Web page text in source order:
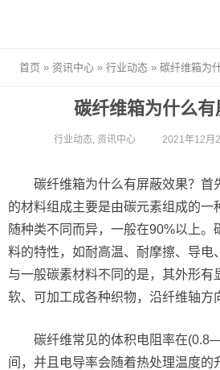
首页 » 资讯中心 » 行业动态 » 碳纤维箱为
碳纤维箱为什么
行业动态, 资讯中心 2021年12月
碳纤维箱为什么有屏蔽效果？首
的材料组成主要是由碳元素组成的一
随种类不同而异，一般在90%以上。
料的特性，如耐高温、耐摩擦、导电
与一般碳素材料不同的是，其外形有
软、可加工成各种织物，沿纤维轴方
碳纤维常见的体积电阻率在
间，并且电导率会随着热处理温度的